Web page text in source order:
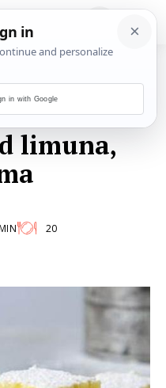
limuna,
20
in with Google